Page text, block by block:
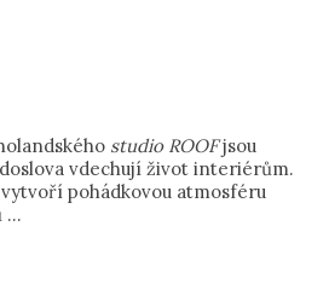
studio ROOFjsou
vdechují život interiérům.
pohádkovou atmosféru
…